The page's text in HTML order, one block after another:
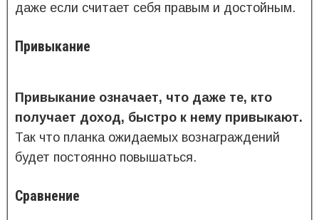
даже если считает себя правым и достойным.
Привыкание
Привыкание означает, что даже те, кто
получает доход, быстро к нему привыкают.
Так что планка ожидаемых вознаграждений
будет постоянно повышаться.
Сравнение